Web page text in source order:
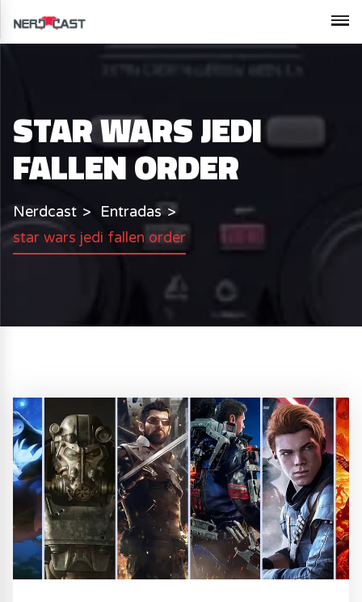
STAR WARS JEDI
FALLEN ORDER
Nerdcast
Entradas
star wars jedi fallen order